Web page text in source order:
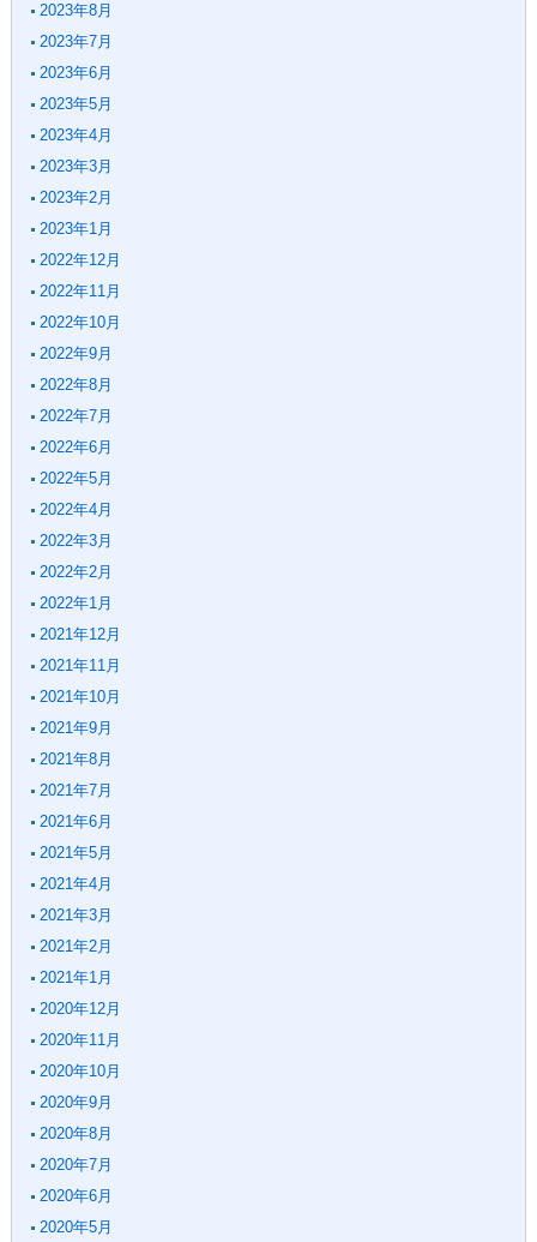
2023年8月
2023年7月
2023年6月
2023年5月
2023年4月
2023年3月
2023年2月
2023年1月
2022年12月
2022年11月
2022年10月
2022年9月
2022年8月
2022年7月
2022年6月
2022年5月
2022年4月
2022年3月
2022年2月
2022年1月
2021年12月
2021年11月
2021年10月
2021年9月
2021年8月
2021年7月
2021年6月
2021年5月
2021年4月
2021年3月
2021年2月
2021年1月
2020年12月
2020年11月
2020年10月
2020年9月
2020年8月
2020年7月
2020年6月
2020年5月